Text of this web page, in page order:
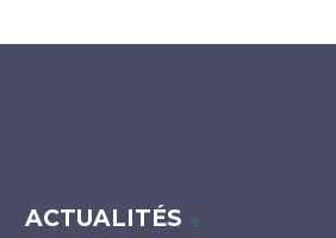
ACTUALITÉS